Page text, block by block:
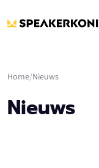
Home Nieuws
Nieuws